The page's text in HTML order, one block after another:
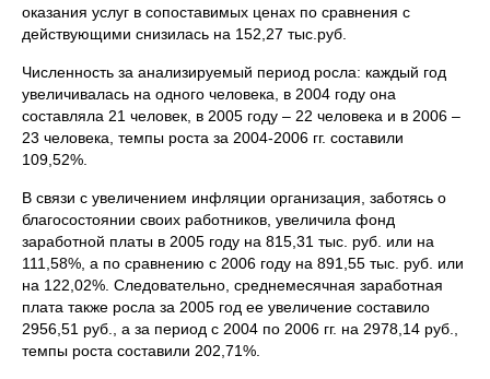
оказания услуг в сопоставимых ценах по сравнения с
действующими снизилась на 152,27 тыс.руб.
Численность за анализируемый период росла: каждый год
увеличивалась на одного человека, в 2004 году она
составляла 21 человек, в 2005 году – 22 человека и в 2006 –
23 человека, темпы роста за 2004-2006 гг. составили
109,52%.
В связи с увеличением инфляции организация, заботясь о
благосостоянии своих работников, увеличила фонд
заработной платы в 2005 году на 815,31 тыс. руб. или на
111,58%, а по сравнению с 2006 году на 891,55 тыс. руб. или
на 122,02%. Следовательно, среднемесячная заработная
плата также росла за 2005 год ее увеличение составило
2956,51 руб., а за период с 2004 по 2006 гг. на 2978,14 руб.,
темпы роста составили 202,71%.